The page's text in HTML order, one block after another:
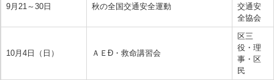
9月21～30日 秋の全国交通安全運動
交通安
全協会
10月4日（日） ＡＥÐ・救命講習会
区三
役・理
事・区
民